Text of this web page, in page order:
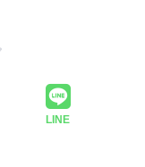
LINE